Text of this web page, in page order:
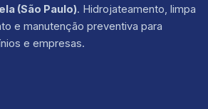
(São Paulo). Hidrojateamento, limpa
e manutenção preventiva para
e empresas.